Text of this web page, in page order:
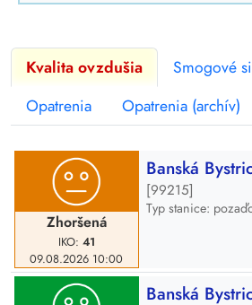
Kvalita ovzdušia
Smogové
Opatrenia
Opatrenia (archív)
Zhoršená
IKO: 41
09.08.2026 10:00
Banská
[99215]
Banská